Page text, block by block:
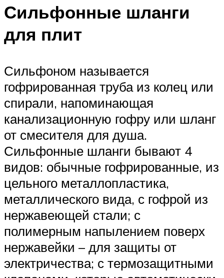
Сильфонные шланги
для плит
Сильфоном называется
гофрированная труба из колец или
спирали, напоминающая
канализационную гофру или шланг
от смесителя для душа.
Сильфонные шланги бывают 4
видов: обычные гофрированные, из
цельного металлопластика,
металлического вида, с гофрой из
нержавеющей стали; с
полимерным напылением поверх
нержавейки – для защиты от
электричества; с термозащитными